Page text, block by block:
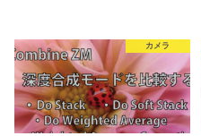
カメラ